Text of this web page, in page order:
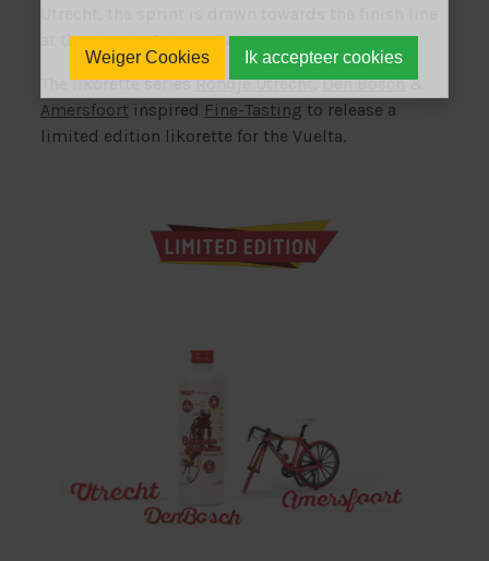
at the Utrecht Science Park.
The likorette seriesRondje Utrecht,Den Bosch&
Amersfoort inspired Fine-Tasting to release a
limited edition likorette for the Vuelta.
Weiger Cookies Ik accepteer cookies